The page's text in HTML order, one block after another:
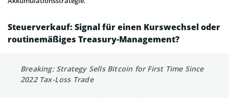
Steuerverkauf: Signal für einen Kurswechsel oder
routinemäßiges Treasury-Management?
Breaking: Strategy Sells Bitcoin for First Time Since
2022 Tax-Loss Trade